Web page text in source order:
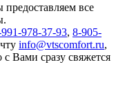
предоставляем все
978-37-93, 8-905-
info@vtscomfort.ru,
с Вами сразу свяжется